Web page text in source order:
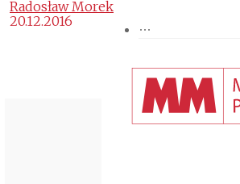
Radosław Morek
20.12.2016